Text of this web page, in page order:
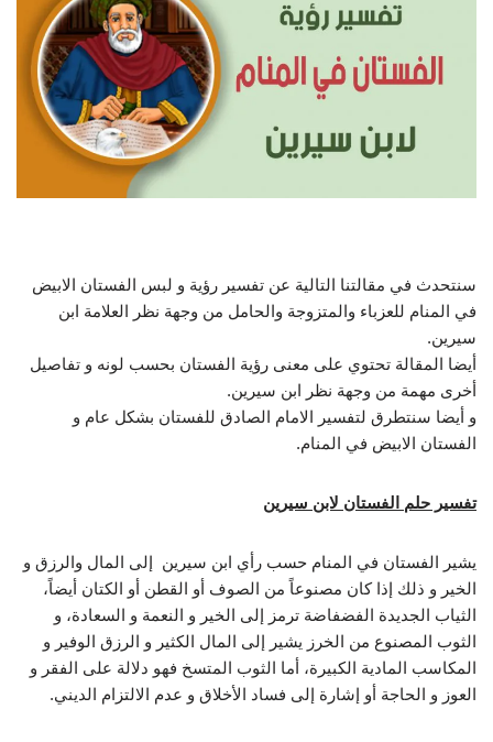
سنتحدث في مقالتنا التالية عن تفسير رؤية و لبس الفستان الابيض
في المنام للعزباء والمتزوجة والحامل من وجهة نظر العلامة ابن
سيرين.
أيضا المقالة تحتوي على معنى رؤية الفستان بحسب لونه و تفاصيل
أخرى مهمة من وجهة نظر ابن سيرين.
و أيضا سنتطرق لتفسير الامام الصادق للفستان بشكل عام و
الفستان الابيض في المنام.
تفسير حلم الفستان لابن سيرين
يشير الفستان في المنام حسب رأي ابن سيرين إلى المال والرزق و
الخير و ذلك إذا كان مصنوعاً من الصوف أو القطن أو الكتان أيضاً،
الثياب الجديدة الفضفاضة ترمز إلى الخير و النعمة و السعادة، و
الثوب المصنوع من الخرز يشير إلى المال الكثير و الرزق الوفير و
المكاسب المادية الكبيرة، أما الثوب المتسخ فهو دلالة على الفقر و
العوز و الحاجة أو إشارة إلى فساد الأخلاق و عدم الالتزام الديني.